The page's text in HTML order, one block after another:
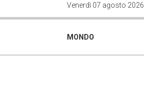
Venerdì 07 agosto 2026
MONDO